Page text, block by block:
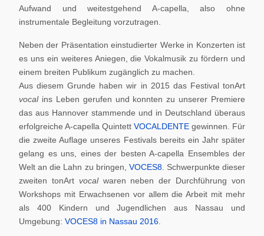
Aufwand und weitestgehend A-capella, also ohne
instrumentale Begleitung vorzutragen.
Neben der Präsentation einstudierter Werke in Konzerten ist
es uns ein weiteres Aniegen, die Vokalmusik zu fördern und
einem breiten Publikum zugänglich zu machen.
Aus diesem Grunde haben wir in 2015 das Festival tonArt
vocal ins Leben gerufen und konnten zu unserer Premiere
das aus Hannover stammende und in Deutschland überaus
erfolgreiche A-capella Quintett VOCALDENTE gewinnen. Für
die zweite Auflage unseres Festivals bereits ein Jahr später
gelang es uns, eines der besten A-capella Ensembles der
Welt an die Lahn zu bringen, VOCES8. Schwerpunkte dieser
zweiten tonArt vocalwaren neben der Durchführung von
Workshops mit Erwachsenen vor allem die Arbeit mit mehr
als 400 Kindern und Jugendlichen aus Nassau und
Umgebung: VOCES8 in Nassau 2016